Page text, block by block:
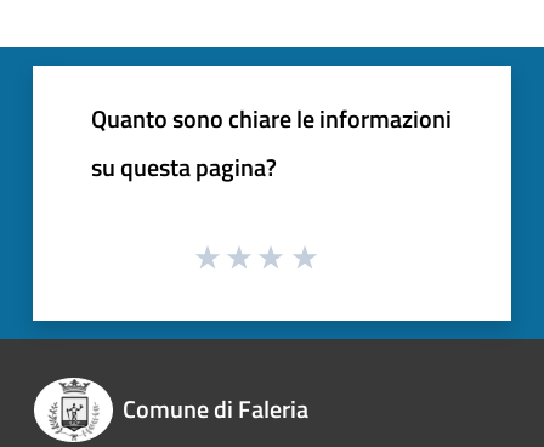
Quanto sono chiare le informazioni
su questa pagina?
Comune di Faleria